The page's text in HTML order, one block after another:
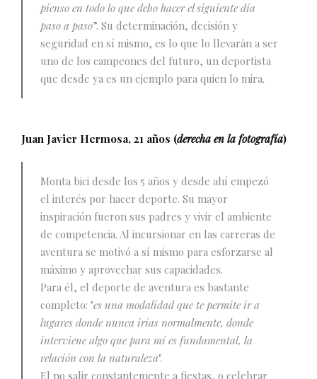
pienso en todo lo que debo hacer el siguiente día
paso a paso”. Su determinación, decisión y
seguridad en sí mismo, es lo que lo llevarán a ser
uno de los campeones del futuro, un deportista
que desde ya es un ejemplo para quien lo mira.
Juan Javier Hermosa, 21 años (derecha en la fotografía)
Monta bici desde los 5 años y desde ahí empezó
el interés por hacer deporte. Su mayor
inspiración fueron sus padres y vivir el ambiente
de competencia. Al incursionar en las carreras de
aventura se motivó a sí mismo para esforzarse al
máximo y aprovechar sus capacidades.
Para él, el deporte de aventura es bastante
completo: "es una modalidad que te permite ir a
lugares donde nunca irías normalmente, donde
interviene algo que para mí es fundamental, la
relación con la naturaleza".
El no salir constantemente a fiestas, o celebrar